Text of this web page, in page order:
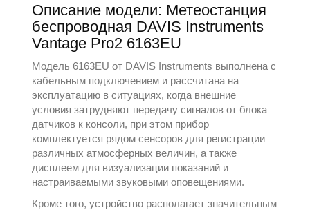
Описание модели: Метеостанция
беспроводная DAVIS Instruments
Vantage Pro2 6163EU
Модель 6163EU от DAVIS Instruments выполнена с
кабельным подключением и рассчитана на
эксплуатацию в ситуациях, когда внешние
условия затрудняют передачу сигналов от блока
датчиков к консоли, при этом прибор
комплектуется рядом сенсоров для регистрации
различных атмосферных величин, а также
дисплеем для визуализации показаний и
настраиваемыми звуковыми оповещениями.
Кроме того, устройство располагает значительным